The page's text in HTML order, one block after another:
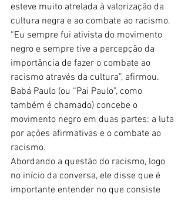
esteve muito atrelada à valorização da
cultura negra e ao combate ao racismo.
“Eu sempre fui ativista do movimento
negro e sempre tive a percepção da
importância de fazer o combate ao
racismo através da cultura”, afirmou.
Babá Paulo (ou “Pai Paulo”, como
também é chamado) concebe o
movimento negro em duas partes: a luta
por ações afirmativas e o combate ao
racismo.
Abordando a questão do racismo, logo
no início da conversa, ele disse que é
importante entender no que consiste